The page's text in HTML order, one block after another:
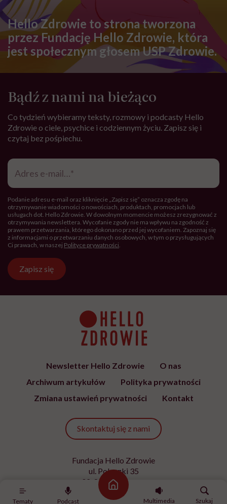
Tematy Podcast
Strona główna
Multimedia
Szukaj
Hello Zdrowie to strona tworzona
przez Fundację Hello Zdrowie, która
jest społecznym głosem USP Zdrowie.
Bądź z nami na bieżąco
Co tydzień wybieramy teksty, rozmowy i podcasty Hello
Zdrowie o ciele, psychice i codziennym życiu. Zapisz się i
czytaj bez pośpiechu.
Adres
mail*
Podanie adresu e-mail oraz kliknięcie „Zapisz się” oznacza zgodę na
otrzymywanie wiadomości o nowościach, produktach, promocjach lub
usługach dot. Hello Zdrowie. W dowolnym momencie możesz zrezygnować z
otrzymywania newslettera. Wycofanie zgody nie ma wpływu na zgodność z
prawem przetwarzania, którego dokonano przed jej wycofaniem. Zapoznaj się
z informacjami o przetwarzaniu danych osobowych, w tym o przysługujących
Ci prawach, w naszej Polityce prywatności.
Zapisz się
Newsletter Hello Zdrowie
O nas
Archiwum artykułów
Polityka prywatności
Zmiana ustawień prywatności
Kontakt
Skontaktuj się z nami
Fundacja Hello Zdrowie
ul. Poleczki 35
02-822 Warszawa
NIP 9512613236